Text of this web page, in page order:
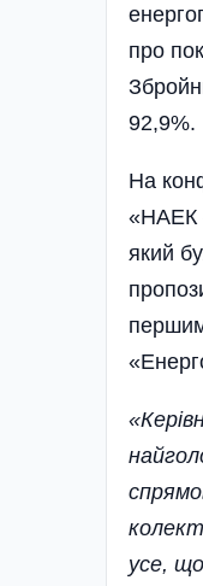
про
92,9%.
На
«НАЕК
який
усе,